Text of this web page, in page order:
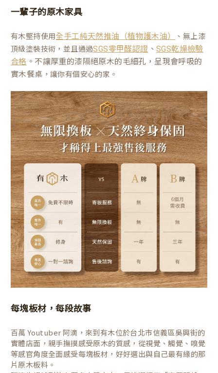
一輩子的原木家具
有木堅持使用全手工純天然推油（植物護木油）
、無上漆
頂級塗裝技術，並且通過SGS零甲醛認證 、SGS乾燥檢驗
合格 。不讓厚重的漆隔絕原木的毛細孔，呈現會呼吸的
實木餐桌 ，讓你有個安心的家。
每塊板材，每段故事
百萬 Youtuber 阿滴，來到有木位於台北市信義區吳興街的
實體店面，親手撫摸感受原木的質感，從視覺、觸覺、嗅覺
等感官角度全面感受每塊板材，好好選出與自己最有緣的那
片原木板料。